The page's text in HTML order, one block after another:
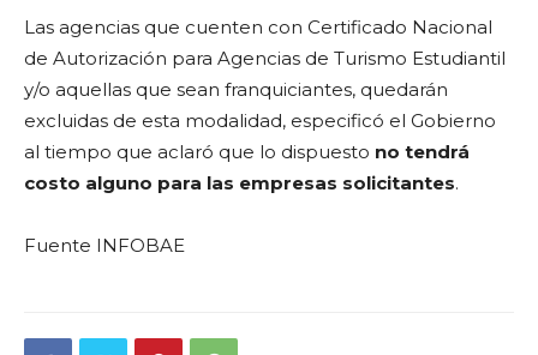
Las agencias que cuenten con Certificado Nacional
de Autorización para Agencias de Turismo Estudiantil
y/o aquellas que sean franquiciantes, quedarán
excluidas de esta modalidad, especificó el Gobierno
al tiempo que aclaró que lo dispuesto no tendrá
costo alguno para las empresas solicitantes.
Fuente INFOBAE